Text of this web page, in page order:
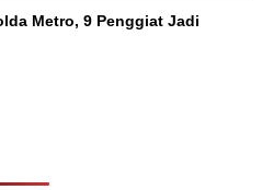
Metro, 9 Penggiat Jadi